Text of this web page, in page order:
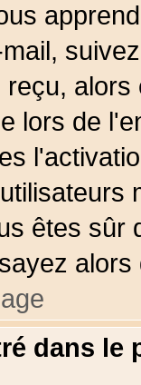
lors de
êtes sûr
dans le